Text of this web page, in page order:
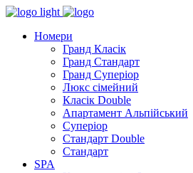
Номери
Гранд Класік
Гранд Стандарт
Гранд Суперіор
Люкс сімейний
Класік Double
Апартамент Альпійський
Суперіор
Стандарт Double
Стандарт
SPA